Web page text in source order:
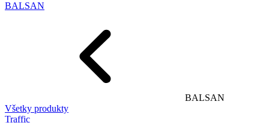
BALSAN
BALSAN
Všetky produkty
Traffic